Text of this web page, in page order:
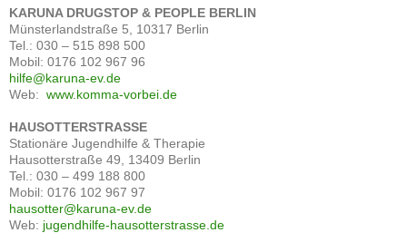
KARUNA DRUGSTOP & PEOPLE BERLIN
Münsterlandstraße 5, 10317 Berlin
Tel.: 030 – 515 898 500
Mobil: 0176 102 967 96
hilfe@karuna-ev.de
Web: www.komma-vorbei.de
HAUSOTTERSTRASSE
Stationäre Jugendhilfe & Therapie
Hausotterstraße 49, 13409 Berlin
Tel.: 030 – 499 188 800
Mobil: 0176 102 967 97
hausotter@karuna-ev.de
Web: jugendhilfe-hausotterstrasse.de